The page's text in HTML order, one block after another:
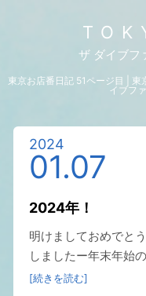
ザ ダイブフ
東京お店番日記 51ページ目 |
イブフ
2024
01.07
2024年！
明けましておめでと
しましたー年末年始
[続きを読む]